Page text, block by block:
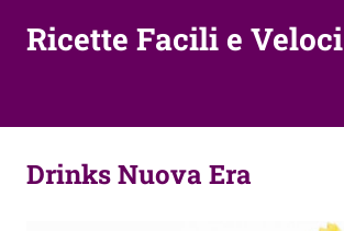
Ricette Facili e Veloci
Drinks Nuova Era